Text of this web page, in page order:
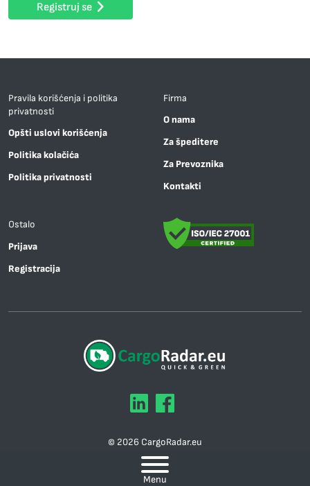
Menu
Registruj se
Pravila korišćenja i politika
privatnosti
Opšti uslovi korišćenja
Politika kolačića
Politika privatnosti
Firma
O nama
Za špeditere
Za Prevoznika
Kontakti
Ostalo
Prijava
Registracija
© 2026 CargoRadar.eu
Mapa sajta